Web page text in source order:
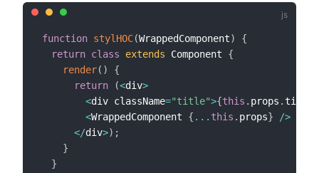
function stylHOC(WrappedComponent)
{
return class extends Component {
render( )
{
return
(<div>
<div className="title">{this . props . title
<WrappedComponent { ... this . props} />
</div>) ;
}
}